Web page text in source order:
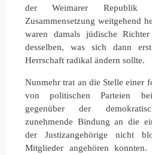
der Weimarer Republik
Zusammensetzung weitgehend
waren damals jüdische
desselben, was sich dann
Herrschaft radikal ändern sollte.
Nunmehr trat an die Stelle einer
von politischen Parteien
gegenüber der
zunehmende Bindung an die
der Justizangehörige nicht
Mitglieder angehören